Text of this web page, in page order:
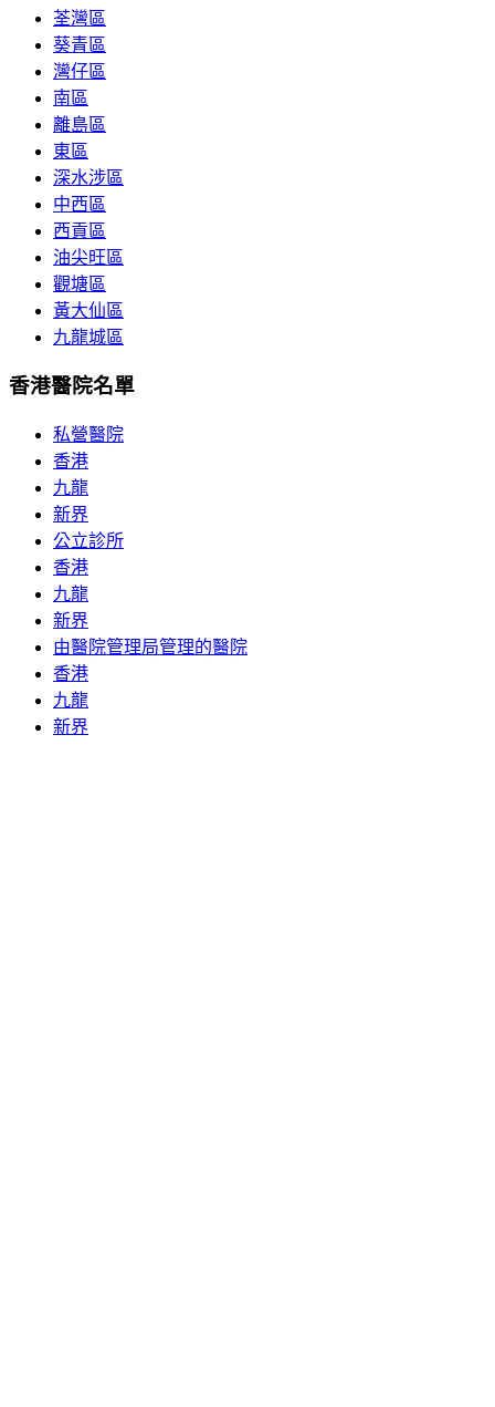
荃灣區
葵青區
灣仔區
南區
離島區
東區
深水涉區
中西區
西貢區
油尖旺區
觀塘區
黃大仙區
九龍城區
香港醫院名單
私營醫院
香港
九龍
新界
公立診所
香港
九龍
新界
由醫院管理局管理的醫院
香港
九龍
新界